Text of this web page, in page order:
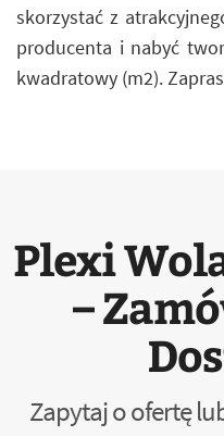
skorzystać z
producenta i nabyć
kwadratowy (m2).
Plexi
–
Zapytaj o ofertę